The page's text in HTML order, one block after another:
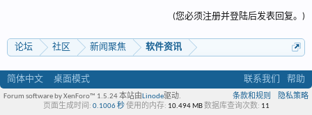
(您必须注册并登陆后发表回复。)
论坛 社区 新闻聚焦 软件资讯
简体中文 桌面模式 联系我们 帮助
条款和规则 隐私策略
Forum software by XenForo™ 1.5.24本站由 Linode驱动.
页面生成时间: 0.1006 秒 使用的内存: 10.494 MB 数据库查询次数: 11